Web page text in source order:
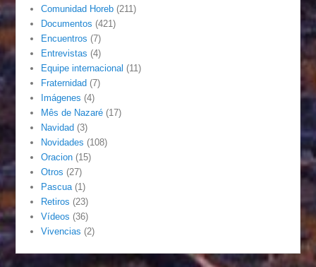
Comunidad Horeb (211)
Documentos (421)
Encuentros (7)
Entrevistas (4)
Equipe internacional (11)
Fraternidad (7)
Imágenes (4)
Mês de Nazaré (17)
Navidad (3)
Novidades (108)
Oracion (15)
Otros (27)
Pascua (1)
Retiros (23)
Vídeos (36)
Vivencias (2)